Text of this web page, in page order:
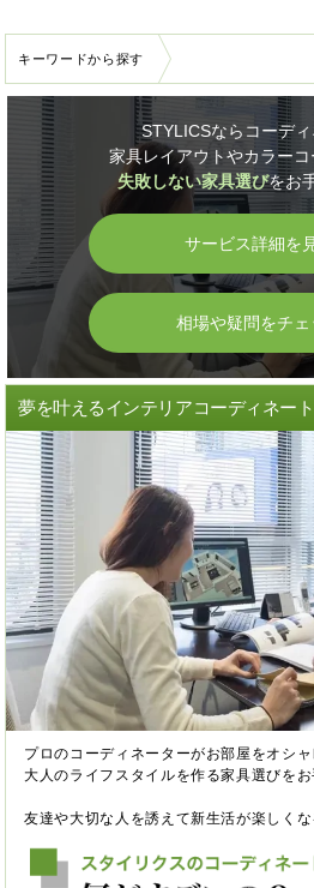
キーワードから探す
STYLICSならコーデ
家具レイアウトやカラー
失敗しない家具選びをお
サービス詳細を
相場や疑問をチェ
夢を叶えるインテリアコーディネート
プロのコーディネーターがお部屋をオシャ
大人のライフスタイルを作る家具選びをお
友達や大切な人を誘えて新生活が楽しくな